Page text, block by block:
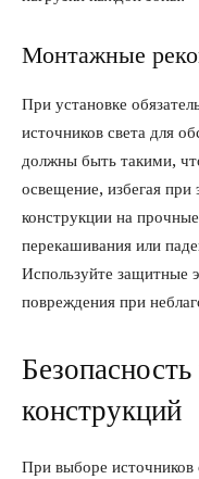
Монтажные
При установке
источников света для
должны быть такими,
освещение, избегая
конструкции на
перекашивания или
Используйте защитные
повреждения при
конструкций
При выборе